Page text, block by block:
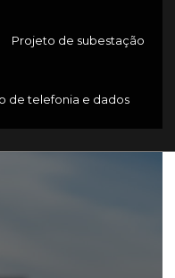
Projeto de subestação
de telefonia e dados